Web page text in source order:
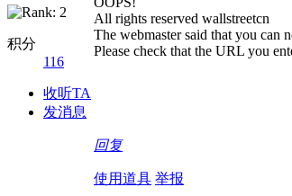
积分
116
收听TA
发消息
All rights reserved wallstreetcn
The webmaster said that you can
Please check that the URL you
回复
使用道具 举报